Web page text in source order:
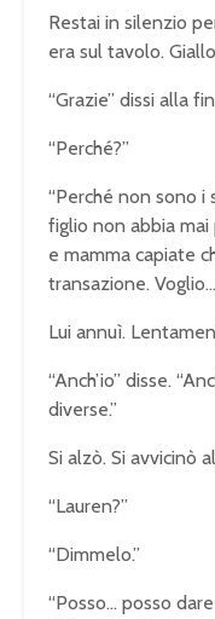
Restai in silenzio
era sul tavolo.
“Grazie” dissi alla
“Perché?”
“Perché non sono i
figlio non abbia mai
e mamma capiate
transazione.
Lui annuì.
“Anch’io” disse.
diverse.”
Si alzò. Si avvicinò
“Lauren?”
“Dimmelo.”
“Posso… posso